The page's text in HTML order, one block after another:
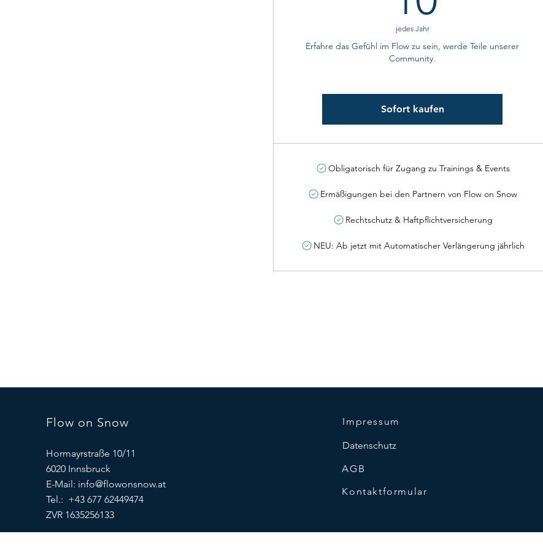
jedes Jahr
Erfahre das Gefühl im Flow zu sein, werde Teile unserer
Community.
Sofort kaufen
Obligatorisch für Zugang zu Trainings & Events
Ermäßigungen bei den Partnern von Flow on Snow
Rechtschutz & Haftpflichtversicherung
NEU: Ab jetzt mit Automatischer Verlängerung jährlich
Flow on Snow
Hormayrstraße 10/11
6020 Innsbruck
E-Mail: info@flowonsnow.at
Tel.: +43 677 62449474
ZVR 1635256133
Impressum
Datenschutz
AGB
Kontaktformular